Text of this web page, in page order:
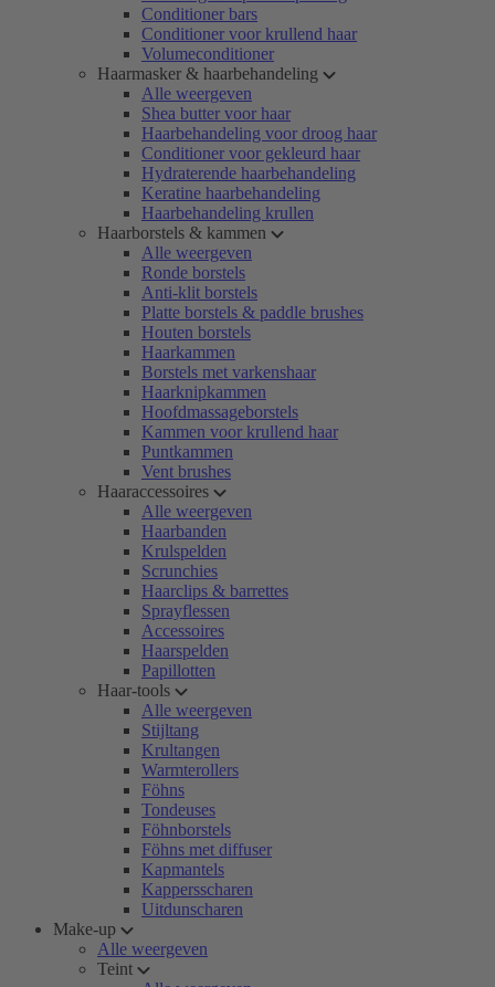
Conditioner bars
Conditioner voor krullend haar
Volumeconditioner
Haarmasker & haarbehandeling
Alle weergeven
Shea butter voor haar
Haarbehandeling voor droog haar
Conditioner voor gekleurd haar
Hydraterende haarbehandeling
Keratine haarbehandeling
Haarbehandeling krullen
Haarborstels & kammen
Alle weergeven
Ronde borstels
Anti-klit borstels
Platte borstels & paddle brushes
Houten borstels
Haarkammen
Borstels met varkenshaar
Haarknipkammen
Hoofdmassageborstels
Kammen voor krullend haar
Puntkammen
Vent brushes
Haaraccessoires
Alle weergeven
Haarbanden
Krulspelden
Scrunchies
Haarclips & barrettes
Sprayflessen
Accessoires
Haarspelden
Papillotten
Haar-tools
Alle weergeven
Stijltang
Krultangen
Warmterollers
Föhns
Tondeuses
Föhnborstels
Föhns met diffuser
Kapmantels
Kappersscharen
Uitdunscharen
Make-up
Alle weergeven
Teint